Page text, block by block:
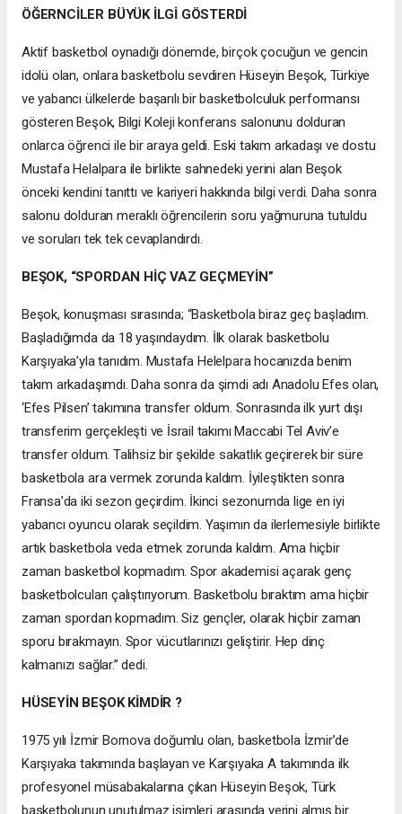
ÖĞERNCİLER BÜYÜK İLGİ GÖSTERDİ
Aktif basketbol oynadığı dönemde, birçok çocuğun ve gencin
idolü olan, onlara basketbolu sevdiren Hüseyin Beşok, Türkiye
ve yabancı ülkelerde başarılı bir basketbolculuk performansı
gösteren Beşok, Bilgi Koleji konferans salonunu dolduran
onlarca öğrenci ile bir araya geldi. Eski takım arkadaşı ve dostu
Mustafa Helalpara ile birlikte sahnedeki yerini alan Beşok
önceki kendini tanıttı ve kariyeri hakkında bilgi verdi. Daha sonra
salonu dolduran meraklı öğrencilerin soru yağmuruna tutuldu
ve soruları tek tek cevaplandırdı.
BEŞOK, “SPORDAN HİÇ VAZ GEÇMEYİN”
Beşok, konuşması sırasında; “Basketbola biraz geç başladım.
Başladığımda da 18 yaşındaydım. İlk olarak basketbolu
Karşıyaka’yla tanıdım. Mustafa Helelpara hocanızda benim
takım arkadaşımdı. Daha sonra da şimdi adı Anadolu Efes olan,
‘Efes Pilsen’ takımına transfer oldum. Sonrasında ilk yurt dışı
transferim gerçekleşti ve İsrail takımı Maccabi Tel Aviv’e
transfer oldum. Talihsiz bir şekilde sakatlık geçirerek bir süre
basketbola ara vermek zorunda kaldım. İyileştikten sonra
Fransa’da iki sezon geçirdim. İkinci sezonumda lige en iyi
yabancı oyuncu olarak seçildim. Yaşımın da ilerlemesiyle birlikte
artık basketbola veda etmek zorunda kaldım. Ama hiçbir
zaman basketbol kopmadım. Spor akademisi açarak genç
basketbolcuları çalıştırıyorum. Basketbolu bıraktım ama hiçbir
zaman spordan kopmadım. Siz gençler, olarak hiçbir zaman
sporu bırakmayın. Spor vücutlarınızı geliştirir. Hep dinç
kalmanızı sağlar.” dedi.
HÜSEYİN BEŞOK KİMDİR ?
1975 yılı İzmir Bornova doğumlu olan, basketbola İzmir’de
Karşıyaka takımında başlayan ve Karşıyaka A takımında ilk
profesyonel müsabakalarına çıkan Hüseyin Beşok, Türk
basketbolunun unutulmaz isimleri arasında yerini almış bir